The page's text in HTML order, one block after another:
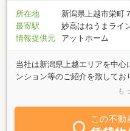
所在地
新潟県上越市栄町
最寄駅
妙高はねうまライ
情報提供元
アットホーム
当社は新潟県上越エリアを中
ンション等のご紹介を致して
り扱っています。「売りたい
情報の中からあなたのご要望
５２４－７６５１お待ちしてお
も
この不動